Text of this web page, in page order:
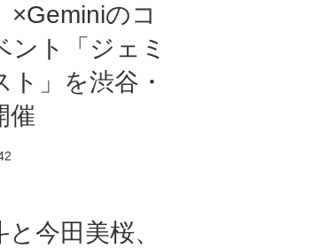
×Geminiのコ
ント「ジェミ
ト」を渋谷・
催
今田美桜、